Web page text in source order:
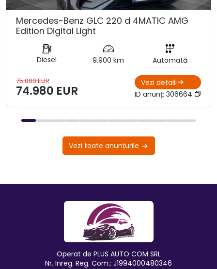
Mercedes-Benz GLC 220 d 4MATIC AMG
Edition Digital Light
Diesel 9.900 km Automată
75.000 EUR
74.980 EUR
Vezi detalii
ID anunț: 306664
Vezi toate anunțurile
Operat de PLUS AUTO COM SRL
Nr. Inreg. Reg. Com.: J1994000480346